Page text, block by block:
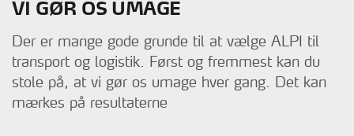
VI GØR OS UMAGE
Der er mange gode grunde til at vælge ALPI til
transport og logistik. Først og fremmest kan du
stole på, at vi gør os umage hver gang. Det kan
mærkes på resultaterne